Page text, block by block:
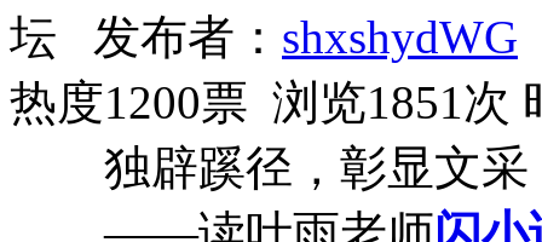
坛 发布者： shxshydWG
热度1200票 浏览1851次
独辟蹊径，彰显文采